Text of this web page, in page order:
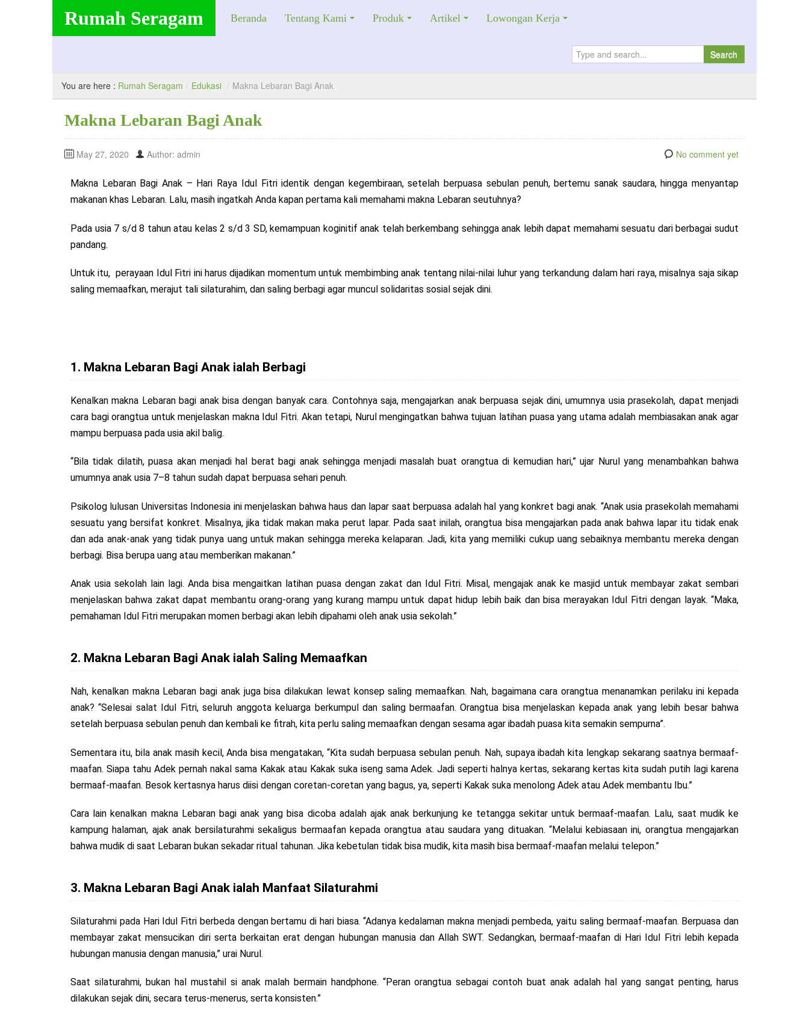
Rumah Seragam Beranda Tentang Kami Produk Artikel Lowongan Kerja
Search
You are here : Rumah Seragam / Edukasi / Makna Lebaran Bagi Anak
Makna Lebaran Bagi Anak
May 27, 2020 Author: admin No comment yet
Makna Lebaran Bagi Anak – Hari Raya Idul Fitri identik dengan kegembiraan, setelah berpuasa sebulan penuh, bertemu sanak saudara, hingga menyantap
makanan khas Lebaran. Lalu, masih ingatkah Anda kapan pertama kali memahami makna Lebaran seutuhnya?
Pada usia 7 s/d 8 tahun atau kelas 2 s/d 3 SD, kemampuan koginitif anak telah berkembang sehingga anak lebih dapat memahami sesuatu dari berbagai sudut
pandang.
Untuk itu, perayaan Idul Fitri ini harus dijadikan momentum untuk membimbing anak tentang nilai-nilai luhur yang terkandung dalam hari raya, misalnya saja sikap
saling memaafkan, merajut tali silaturahim, dan saling berbagi agar muncul solidaritas sosial sejak dini.
1. Makna Lebaran Bagi Anak ialah Berbagi
Kenalkan makna Lebaran bagi anak bisa dengan banyak cara. Contohnya saja, mengajarkan anak berpuasa sejak dini, umumnya usia prasekolah, dapat menjadi
cara bagi orangtua untuk menjelaskan makna Idul Fitri. Akan tetapi, Nurul mengingatkan bahwa tujuan latihan puasa yang utama adalah membiasakan anak agar
mampu berpuasa pada usia akil balig.
“Bila tidak dilatih, puasa akan menjadi hal berat bagi anak sehingga menjadi masalah buat orangtua di kemudian hari,” ujar Nurul yang menambahkan bahwa
umumnya anak usia 7–8 tahun sudah dapat berpuasa sehari penuh.
Psikolog lulusan Universitas Indonesia ini menjelaskan bahwa haus dan lapar saat berpuasa adalah hal yang konkret bagi anak. “Anak usia prasekolah memahami
sesuatu yang bersifat konkret. Misalnya, jika tidak makan maka perut lapar. Pada saat inilah, orangtua bisa mengajarkan pada anak bahwa lapar itu tidak enak
dan ada anak-anak yang tidak punya uang untuk makan sehingga mereka kelaparan. Jadi, kita yang memiliki cukup uang sebaiknya membantu mereka dengan
berbagi. Bisa berupa uang atau memberikan makanan.”
Anak usia sekolah lain lagi. Anda bisa mengaitkan latihan puasa dengan zakat dan Idul Fitri. Misal, mengajak anak ke masjid untuk membayar zakat sembari
menjelaskan bahwa zakat dapat membantu orang-orang yang kurang mampu untuk dapat hidup lebih baik dan bisa merayakan Idul Fitri dengan layak. “Maka,
pemahaman Idul Fitri merupakan momen berbagi akan lebih dipahami oleh anak usia sekolah.”
2. Makna Lebaran Bagi Anak ialah Saling Memaafkan
Nah, kenalkan makna Lebaran bagi anak juga bisa dilakukan lewat konsep saling memaafkan. Nah, bagaimana cara orangtua menanamkan perilaku ini kepada
anak? “Selesai salat Idul Fitri, seluruh anggota keluarga berkumpul dan saling bermaafan. Orangtua bisa menjelaskan kepada anak yang lebih besar bahwa
setelah berpuasa sebulan penuh dan kembali ke fitrah, kita perlu saling memaafkan dengan sesama agar ibadah puasa kita semakin sempurna”.
Sementara itu, bila anak masih kecil, Anda bisa mengatakan, “Kita sudah berpuasa sebulan penuh. Nah, supaya ibadah kita lengkap sekarang saatnya bermaaf-
maafan. Siapa tahu Adek pernah nakal sama Kakak atau Kakak suka iseng sama Adek. Jadi seperti halnya kertas, sekarang kertas kita sudah putih lagi karena
bermaaf-maafan. Besok kertasnya harus diisi dengan coretan-coretan yang bagus, ya, seperti Kakak suka menolong Adek atau Adek membantu Ibu.”
Cara lain kenalkan makna Lebaran bagi anak yang bisa dicoba adalah ajak anak berkunjung ke tetangga sekitar untuk bermaaf-maafan. Lalu, saat mudik ke
kampung halaman, ajak anak bersilaturahmi sekaligus bermaafan kepada orangtua atau saudara yang dituakan. “Melalui kebiasaan ini, orangtua mengajarkan
bahwa mudik di saat Lebaran bukan sekadar ritual tahunan. Jika kebetulan tidak bisa mudik, kita masih bisa bermaaf-maafan melalui telepon.”
3. Makna Lebaran Bagi Anak ialah Manfaat Silaturahmi
Silaturahmi pada Hari Idul Fitri berbeda dengan bertamu di hari biasa. “Adanya kedalaman makna menjadi pembeda, yaitu saling bermaaf-maafan. Berpuasa dan
membayar zakat mensucikan diri serta berkaitan erat dengan hubungan manusia dan Allah SWT. Sedangkan, bermaaf-maafan di Hari Idul Fitri lebih kepada
hubungan manusia dengan manusia,” urai Nurul.
Saat silaturahmi, bukan hal mustahil si anak malah bermain handphone. “Peran orangtua sebagai contoh buat anak adalah hal yang sangat penting, harus
dilakukan sejak dini, secara terus-menerus, serta konsisten.”